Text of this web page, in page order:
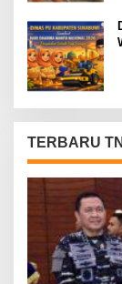
TERBARU